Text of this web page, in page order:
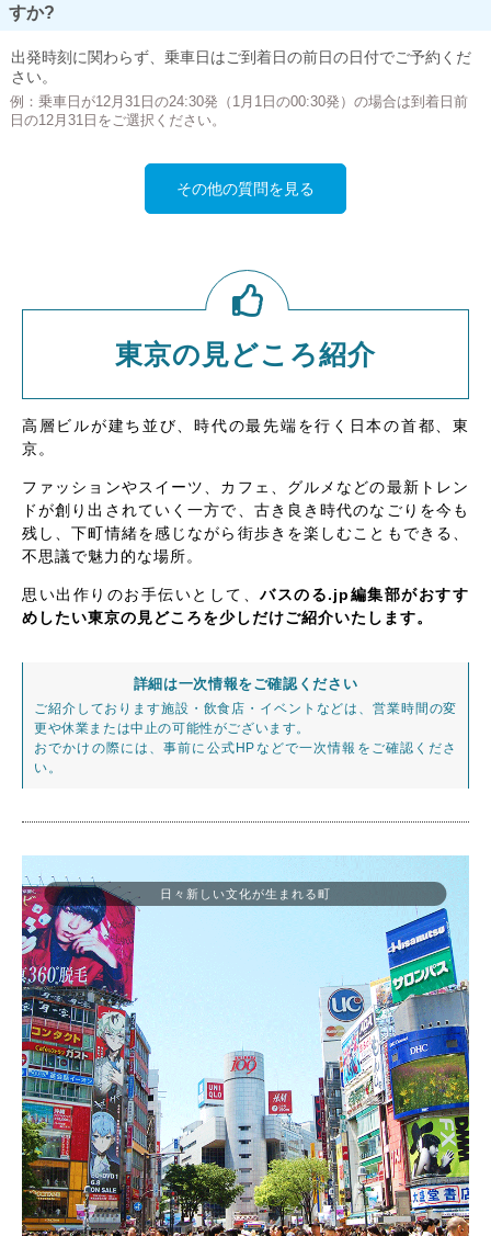
すか?
出発時刻に関わらず、乗車日はご到着日の前日の日付でご予約くだ
さい。
例：乗車日が12月31日の24:30発（1月1日の00:30発）の場合は到着日前
日の12月31日をご選択ください。
その他の質問を見る
東京の見どころ紹介
高層ビルが建ち並び、時代の最先端を行く日本の首都、東
京。
ファッションやスイーツ、カフェ、グルメなどの最新トレン
ドが創り出されていく一方で、古き良き時代のなごりを今も
残し、下町情緒を感じながら街歩きを楽しむこともできる、
不思議で魅力的な場所。
思い出作りのお手伝いとして、バスのる.jp編集部がおすす
めしたい東京の見どころを少しだけご紹介いたします。
詳細は一次情報をご確認ください
ご紹介しております施設・飲食店・イベントなどは、営業時間の変
更や休業または中止の可能性がございます。
おでかけの際には、事前に公式HPなどで一次情報をご確認くださ
い。
日々新しい文化が生まれる町